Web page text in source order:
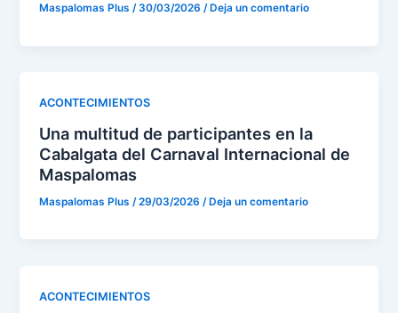
Maspalomas Plus/30/03/2026/ Deja un comentario
ACONTECIMIENTOS
Una multitud de participantes en la
Cabalgata del Carnaval Internacional de
Maspalomas
Maspalomas Plus /29/03/2026 /Deja un comentario
ACONTECIMIENTOS